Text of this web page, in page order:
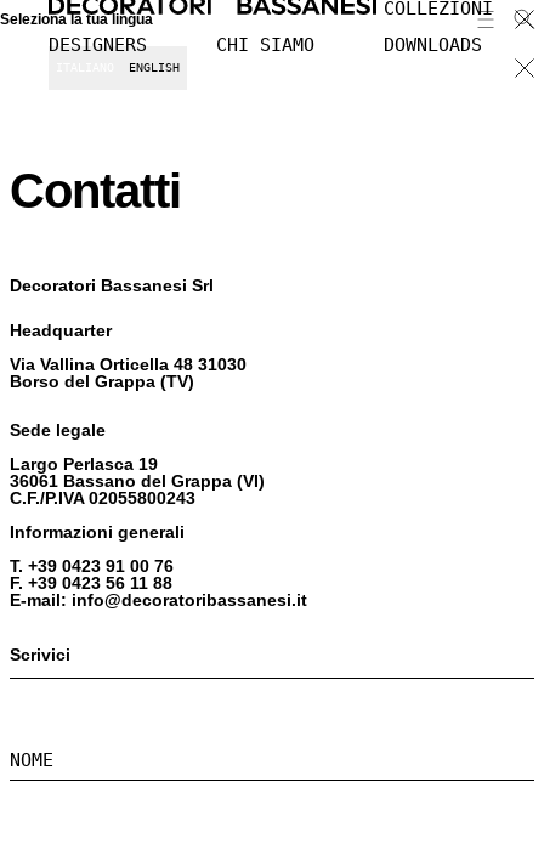
Seleziona la tua lingua
ENGLISH
COLLEZIONI
DESIGNERS
CHI SIAMO DOWNLOADS
Contatti
Decoratori Bassanesi Srl
Headquarter
Via Vallina Orticella 48 31030
Borso del Grappa (TV)
Sede legale
Largo Perlasca 19
36061 Bassano del Grappa (VI)
C.F./P.IVA 02055800243
Informazioni generali
T. +39 0423 91 00 76
F. +39 0423 56 11 88
E-mail: info@decoratoribassanesi.it
Scrivici
NOME